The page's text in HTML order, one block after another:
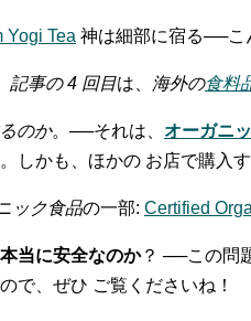
神は細部に宿る──こ
記事の 4 回目は、 海外の食料
のか。──それは、 オーガニ
しかも、ほかの お店で購入
ック食品の一部: Certified
当に安全なのか？ ──この問
で、ぜひ ご覧くださいね！